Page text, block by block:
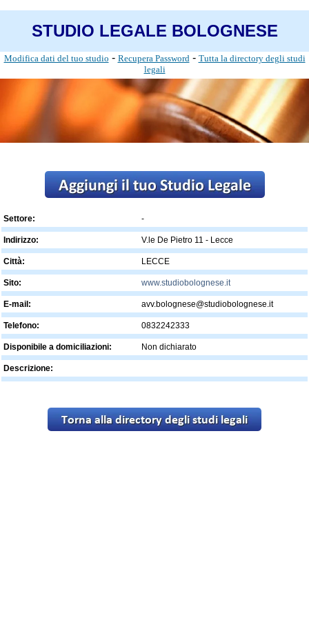
STUDIO LEGALE BOLOGNESE
Modifica dati del tuo studio - Recupera Password - Tutta la directory degli studi
legali
Settore: -
Indirizzo: V.le De Pietro 11 - Lecce
Città: LECCE
Sito: www.studiobolognese.it
E-mail: avv.bolognese@studiobolognese.it
Telefono: 0832242333
Disponibile a domiciliazioni: Non dichiarato
Descrizione: